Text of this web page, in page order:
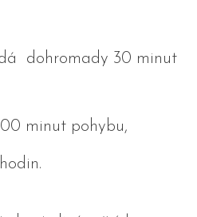
dá dohromady 30 minut
minut pohybu,